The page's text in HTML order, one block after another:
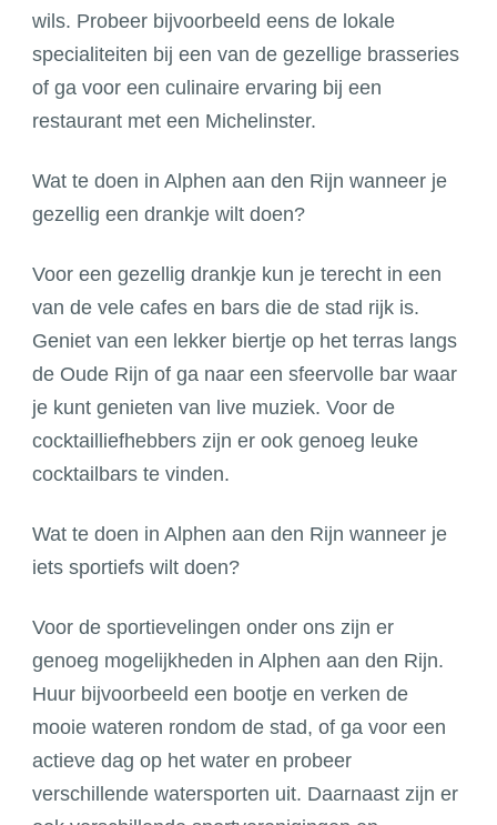
wils. Probeer bijvoorbeeld eens de lokale
specialiteiten bij een van de gezellige brasseries
of ga voor een culinaire ervaring bij een
restaurant met een Michelinster.
Wat te doen in Alphen aan den Rijn wanneer je
gezellig een drankje wilt doen?
Voor een gezellig drankje kun je terecht in een
van de vele cafes en bars die de stad rijk is.
Geniet van een lekker biertje op het terras langs
de Oude Rijn of ga naar een sfeervolle bar waar
je kunt genieten van live muziek. Voor de
cocktailliefhebbers zijn er ook genoeg leuke
cocktailbars te vinden.
Wat te doen in Alphen aan den Rijn wanneer je
iets sportiefs wilt doen?
Voor de sportievelingen onder ons zijn er
genoeg mogelijkheden in Alphen aan den Rijn.
Huur bijvoorbeeld een bootje en verken de
mooie wateren rondom de stad, of ga voor een
actieve dag op het water en probeer
verschillende watersporten uit. Daarnaast zijn er